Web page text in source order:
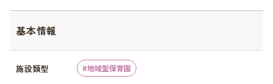
基本情報
施設類型 地域型保育園